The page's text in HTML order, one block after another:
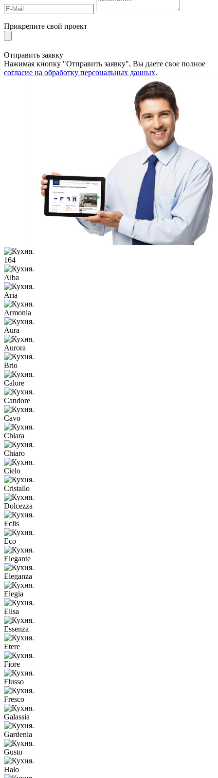
Прикрепите свой проект
Отправить заявку
Нажимая кнопку "Отправить заявку", Вы даете свое полное
согласие на обработку персональных данных.
164
Alba
Aria
Armonia
Aura
Aurora
Brio
Calore
Candore
Cavo
Chiara
Chiaro
Cielo
Cristallo
Dolcezza
Eclis
Eco
Elegante
Eleganza
Elegia
Elisa
Essenza
Etere
Fiore
Flusso
Fresco
Galassia
Gardenia
Gusto
Halo